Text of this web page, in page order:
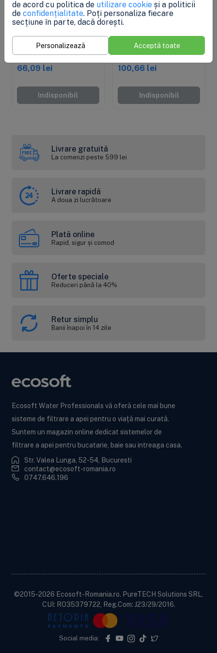
Stoc epuizat
Cartus Big Blue 10" din
polipropilena infasurata
66,09 lei
Indisponibil
Cartus Big Blue 10",
carbune granular
Centaur catalitic
100,66 lei
Indisponibil
Livrare gratuită
La comenzi peste 599 lei
Livrare rapidă
A doua zi lucrătoare
Plată online
Rapid, sigur și comod
Oferte speciale
Reduceri până la 40%
Retur simplu
Banii înapoi în 14 zile
Ecosoft Water Professionals vă oferă cele mai bune
sisteme de filtrare a apei pentru o viață mai curată.
Suntem un magazin online dedicat sistemelor de
filtrare a apei pentru bucatarie, baie sau intreaga casa.
Str. Valea Lunga, 52-54, Bucuresti
contact@ecosoft-romania.ro
0747.646.196
©2015-2026 Ecosoft-Romania.ro. PureTECH Solutions SRL,
CUI: RO35379722, Reg.Com: J23/29/2016.
Social media:
de acord cu politica de utilizare cookie și a politicii
de confidențialitate. Poți personaliza fiecare
secțiune în parte, dacă dorești.
Personalizează Acceptă toate